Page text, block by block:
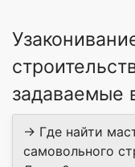
задаваемые
→ Где найти
самовольного